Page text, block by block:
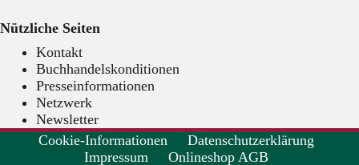
Nützliche Seiten
Kontakt
Buchhandelskonditionen
Presseinformationen
Netzwerk
Newsletter
Cookie-Informationen
Datenschutzerklärung
Impressum
Onlineshop AGB